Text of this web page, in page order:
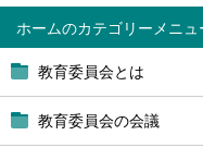
ホーム
教育委員会とは
教育委員会の会議